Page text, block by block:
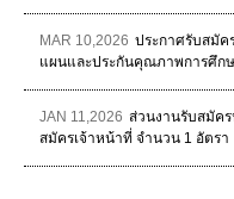
MAR 10,2026 ประกาศรับสมัค
แผนและประกันคุณภาพการศึก
JAN 11,2026 ส่วนงานรับสมัค
สมัครเจ้าหน้าที่ จำนวน 1 อัตรา